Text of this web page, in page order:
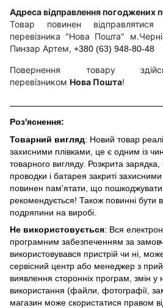
Адреса відправлення погоджених
Товар повинен
перевізника "Нова Пошта"
Пинзар Артем, +380 (63) 948-80-48
Повернення товару
перевізником Нова Пошта!
Роз'яснення:
Товарний вигляд: Новий товар
захисними плівками, це є одним із
товарного вигляду. Розкрита зарядка,
проводки і батарея закриті
повинен пам'ятати, що пошкоджувати
рекомендується! Також повинні бути
подряпини на виробі.
Не використовується: Вся
програмним забезпеченням за
використовувався пристрій чи ні,
сервісний центр або менеджер з
виявлення сторонніх програм, змін у
використання (файли, фотографії,
магазин може скористатися правом